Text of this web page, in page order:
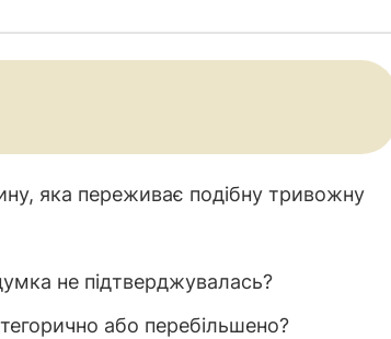
яка переживає подібну тривожну
не підтверджувалась?
або перебільшено?